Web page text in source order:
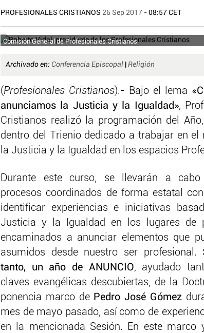
PROFESIONALES CRISTIANOS 26 Sep 2017 - 08:57 CET
Comisión General de Profesionales Cristianos
Archivado en: Conferencia Episcopal Religión
(Profesionales Cristianos).- Bajo el lema
anunciamos la Justicia y la Igualdad»,
Cristianos realizó la programación del
dentro del Trienio dedicado a trabajar en el
la Justicia y la Igualdad en los espacios
Durante este curso, se llevarán a cabo
procesos coordinados de forma estatal
identificar experiencias e iniciativas
Justicia y la Igualdad en los lugares de
encaminados a anunciar elementos que
asumidos desde nuestro ser profesional.
tanto, un año de ANUNCIO, ayudado
claves evangélicas descubiertas, de la
ponencia marco de Pedro José Gómez
mes de mayo pasado, así como de
en la mencionada Sesión. En este marco